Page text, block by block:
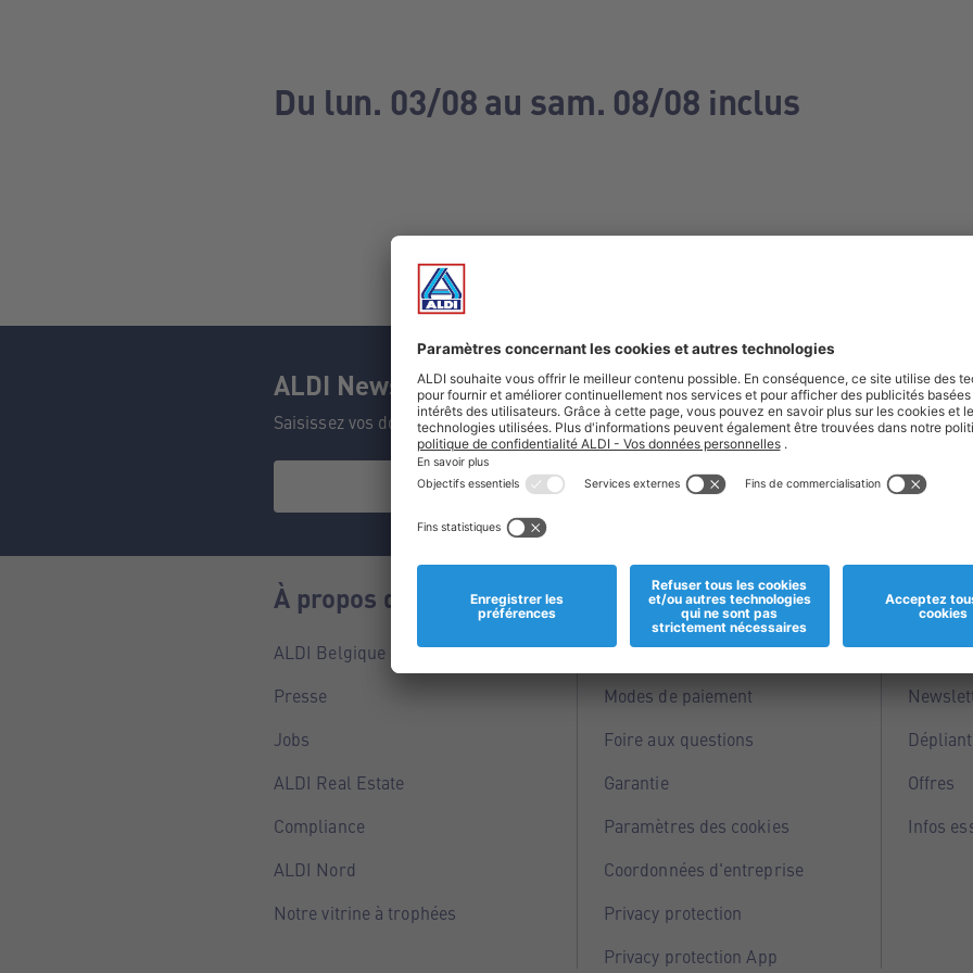
Du lun. 03/08 au sam. 08/08 inclus
ALDI Newsletter
Saisissez vos données et ne manquez aucune de nos offres.
À propos de nous
ALDI Belgique
Presse
Jobs
ALDI Real Estate
Compliance
ALDI Nord
Notre vitrine à trophées
Informations
Magasins
Modes de paiement
Foire aux questions
Garantie
Paramètres des cookies
Coordonnées d'entreprise
Privacy protection
Privacy protection App
Points
Offres
Infos